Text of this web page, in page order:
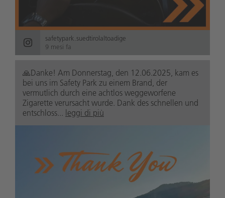
safetypark.suedtirolaltoadige
9 mesi fa
🙏Danke! Am Donnerstag, den 12.06.2025, kam es
bei uns im Safety Park zu einem Brand, der
vermutlich durch eine achtlos weggeworfene
Zigarette verursacht wurde. Dank des schnellen und
entschloss... leggi di più